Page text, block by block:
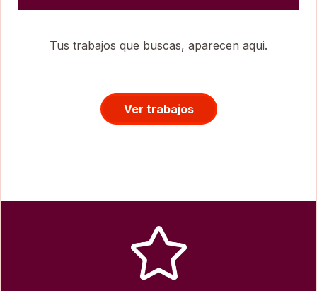
Tus trabajos que buscas, aparecen aqui.
Ver trabajos